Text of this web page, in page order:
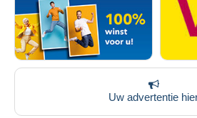
Uw advertentie